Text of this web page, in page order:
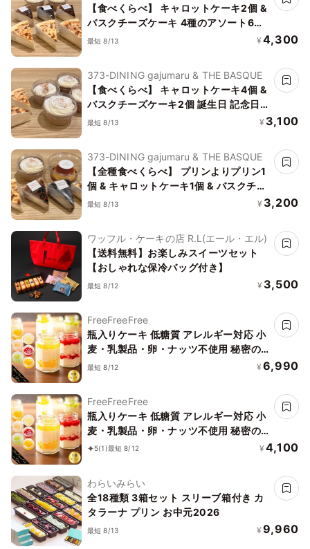
【食べくらべ】 キャロットケーキ2個 &
バスクチーズケーキ 4種のアソート6個
誕生日 記念日 プレゼント
最短 8/13 ¥ 4,300
373-DINING gajumaru & THE BASQUE
【食べくらべ】 キャロットケーキ4個 &
バスクチーズケーキ2個 誕生日 記念日
プレゼント
最短 8/13 ¥ 3,100
373-DINING gajumaru & THE BASQUE
【全種食べくらべ】 プリンよりプリン1
個 & キャロットケーキ1個 & バスクチー
ズケーキ 4種のアソート プレゼント
最短 8/13 ¥ 3,200
ワッフル・ケーキの店 R.L(エール・エル)
【送料無料】お楽しみスイーツセット
【おしゃれな保冷バッグ付き】
最短 8/12 ¥ 3,500
FreeFreeFree
瓶入りケーキ 低糖質 アレルギー対応 小
麦・乳製品・卵・ナッツ不使用 秘密の
森のチーズケーキ ギフト用 6個セット
キレイ おしゃれ 高級 バレンタイン
最短 8/12 ¥ 6,990
FreeFreeFree
瓶入りケーキ 低糖質 アレルギー対応 小
麦・乳製品・卵・ナッツ不使用 秘密の
森のチーズケーキ ギフト用 3個セット
キレイ おしゃれ 高級 バレンタイン
5(1)最短 8/12 ¥ 4,100
わらいみらい
全18種類 3箱セット スリーブ箱付き カ
タラーナ プリン お中元2026
最短 8/13 ¥ 9,960